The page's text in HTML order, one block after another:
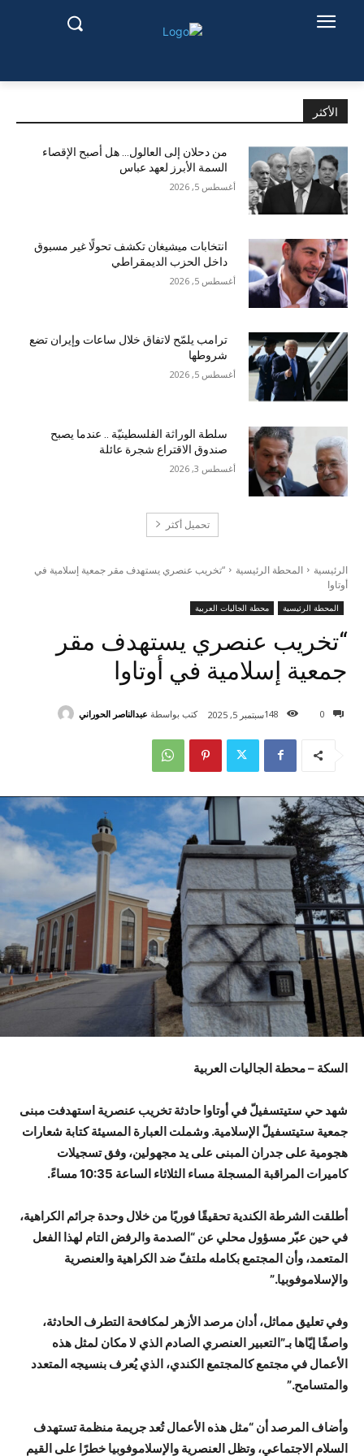
الأكثر
من دحلان إلى العالول… هل أصبح الإقصاء
السمة الأبرز لعهد عباس
أغسطس 5, 2026
انتخابات ميشيغان تكشف تحولًا غير مسبوق
داخل الحزب الديمقراطي
أغسطس 5, 2026
ترامب يلمّح لاتفاق خلال ساعات وإيران تضع
شروطها
أغسطس 5, 2026
سلطة الوراثة الفلسطينيّة .. عندما يصبح
صندوق الاقتراع شجرة عائلة
أغسطس 3, 2026
تحميل أكثر
الرئيسية المحطة الرئيسية
“تخريب عنصري يستهدف مقر جمعية إسلامية في
أوتاوا
المحطة الرئيسية محطة الجاليات العربية
“تخريب عنصري يستهدف مقر
جمعية إسلامية في أوتاوا
0
148سبتمبر 5, 2025 كتب بواسطة عبدالناصر الحوراني
السكة – محطة الجاليات العربية
شهد حي ستيتسفيلّ في أوتاوا حادثة تخريب عنصرية استهدفت مبنى
جمعية ستيتسفيلّ الإسلامية. وشملت العبارة المسيئة كتابة شعارات
هجومية على جدران المبنى على يد مجهولين، وفق تسجيلات
كاميرات المراقبة المسجلة مساء الثلاثاء الساعة 10:35 مساءً.
أطلقت الشرطة الكندية تحقيقًا فوريًا من خلال وحدة جرائم الكراهية،
في حين عبّر مسؤول محلي عن “الصدمة والرفض التام لهذا الفعل
المتعمد، وأن المجتمع بكامله ملتفّ ضد الكراهية والعنصرية
والإسلاموفوبيا.”
وفي تعليق مماثل، أدان مرصد الأزهر لمكافحة التطرف الحادثة،
واصفًا إيّاها بـ”التعبير العنصري الصادم الذي لا مكان لمثل هذه
الأعمال في مجتمع كالمجتمع الكندي، الذي يُعرف بنسيجه المتعدد
والمتسامح.”
وأضاف المرصد أن “مثل هذه الأعمال تُعد جريمة منظمة تستهدف
السلام الاجتماعي، وتظل العنصرية والإسلاموفوبيا خطرًا على القيم